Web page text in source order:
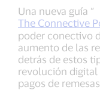
Una nueva guía “
The Connective
poder conectivo
aumento de las
detrás de estos
revolución digital
pagos de